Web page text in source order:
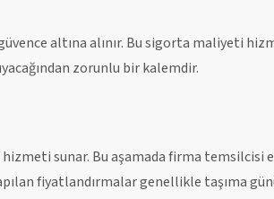
altına alınır. Bu sigorta maliyeti
zorunlu bir kalemdir.
sunar. Bu aşamada firma temsilcisi
fiyatlandırmalar genellikle taşıma